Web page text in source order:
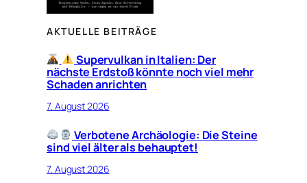
AKTUELLE BEITRÄGE
Supervulkan in Italien: Der
nächste Erdstoß könnte noch viel mehr
Schaden anrichten
7. August 2026
Verbotene Archäologie: Die Steine
sind viel älter als behauptet!
7. August 2026